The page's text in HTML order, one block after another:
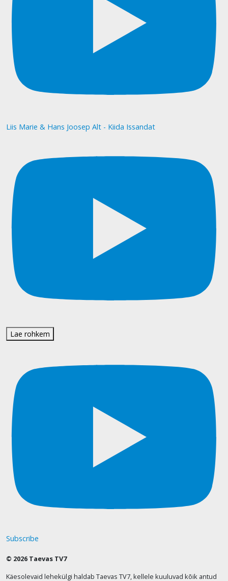
Liis Marie & Hans Joosep Alt - Kiida Issandat
Lae rohkem
Subscribe
© 2026 Taevas TV7
Käesolevaid lehekülgi haldab Taevas TV7, kellele kuuluvad kõik antud